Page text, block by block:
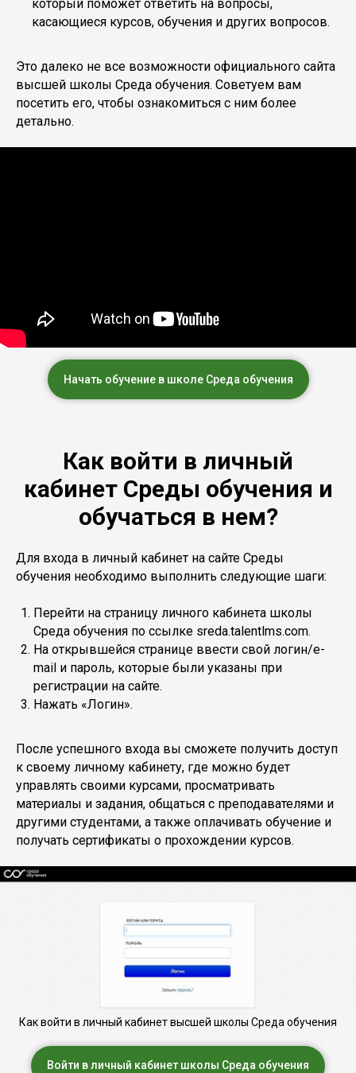
который поможет ответить на вопросы,
касающиеся курсов, обучения и других вопросов.
Это далеко не все возможности официального сайта
высшей школы Среда обучения. Советуем вам
посетить его, чтобы ознакомиться с ним более
детально.
Начать обучение в школе Среда обучения
Как войти в личный
кабинет Среды обучения и
обучаться в нем?
Для входа в личный кабинет на сайте Среды
обучения необходимо выполнить следующие шаги:
Перейти на страницу личного кабинета школы
Среда обучения по ссылке sreda.talentlms.com.
На открывшейся странице ввести свой логин/e-
mail и пароль, которые были указаны при
регистрации на сайте.
Нажать «Логин».
После успешного входа вы сможете получить доступ
к своему личному кабинету, где можно будет
управлять своими курсами, просматривать
материалы и задания, общаться с преподавателями и
другими студентами, а также оплачивать обучение и
получать сертификаты о прохождении курсов.
Как войти в личный кабинет высшей школы Среда обучения
Войти в личный кабинет школы Среда обучения